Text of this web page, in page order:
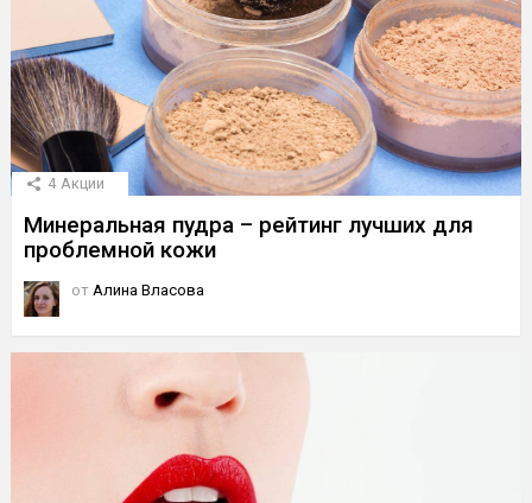
4 Акции
Минеральная пудра – рейтинг лучших для
проблемной кожи
от Алина Власова